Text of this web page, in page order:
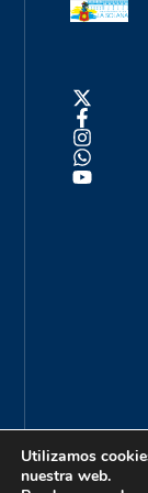
Utilizamos
nuestra web.